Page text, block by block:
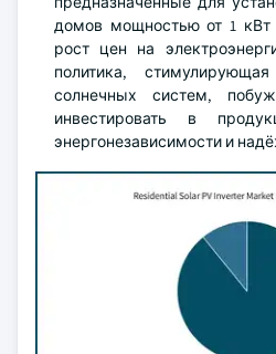
домов мощностью от 1 кВт
рост цен на
политика,
солнечных систем,
инвестировать в
энергонезависимости и